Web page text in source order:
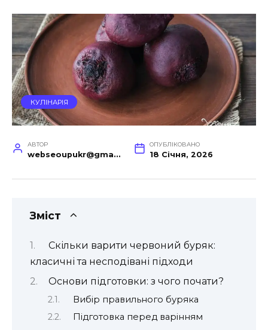
КУЛІНАРІЯ
АВТОР
webseoupukr@gmail.com
ОПУБЛІКОВАНО
18 Січня, 2026
Зміст
Скільки варити червоний буряк:
класичні та несподівані підходи
Основи підготовки: з чого почати?
Вибір правильного буряка
Підготовка перед варінням